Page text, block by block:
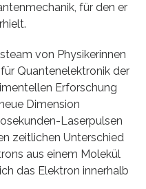
für den er
von Physikerinnen
Quantenelektronik der
Erforschung
Dimension
Laserpulsen
zeitlichen Unterschied
aus einem Molekül
das Elektron innerhalb